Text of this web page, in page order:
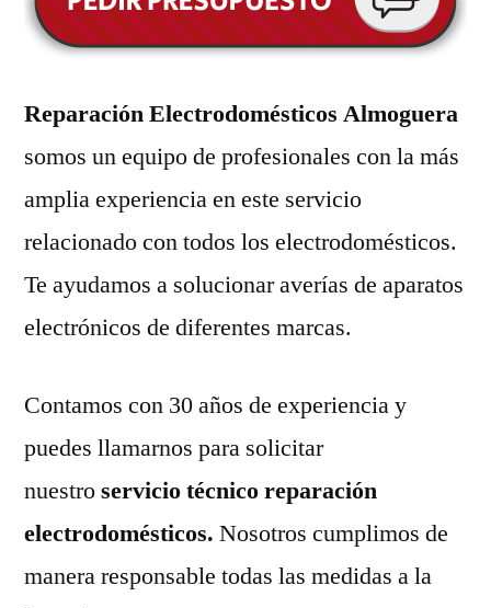
Reparación Electrodomésticos Almoguera
somos un equipo de profesionales con la más
amplia experiencia en este servicio
relacionado con todos los electrodomésticos.
Te ayudamos a solucionar averías de aparatos
electrónicos de diferentes marcas.
Contamos con 30 años de experiencia y
puedes llamarnos para solicitar
nuestroservicio técnico reparación
electrodomésticos. Nosotros cumplimos de
manera responsable todas las medidas a la